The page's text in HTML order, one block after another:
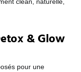
clean, naturelle,
& Glow
pour une